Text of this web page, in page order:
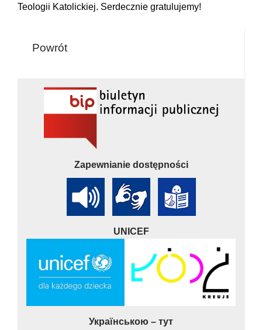
Teologii Katolickiej. Serdecznie gratulujemy!
Powrót
Zapewnianie dostępności
UNICEF
Українською – тут